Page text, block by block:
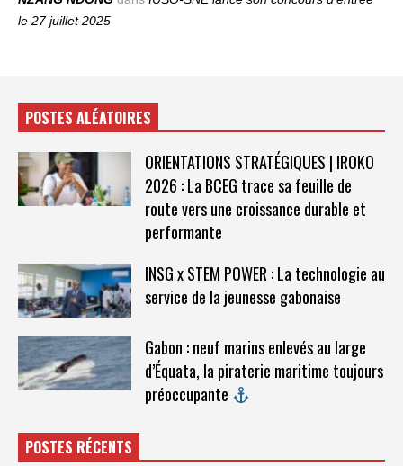
le 27 juillet 2025
POSTES ALÉATOIRES
ORIENTATIONS STRATÉGIQUES | IROKO
2026 : La BCEG trace sa feuille de
route vers une croissance durable et
performante
INSG x STEM POWER : La technologie au
service de la jeunesse gabonaise
Gabon : neuf marins enlevés au large
d’Équata, la piraterie maritime toujours
préoccupante
POSTES RÉCENTS